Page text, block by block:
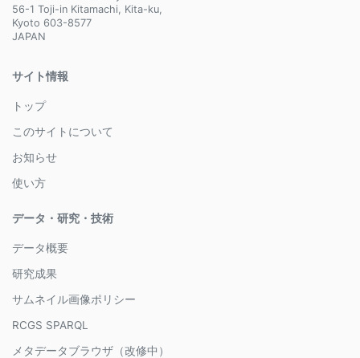
56-1 Toji-in Kitamachi, Kita-ku,
Kyoto 603-8577
JAPAN
サイト情報
トップ
このサイトについて
お知らせ
使い方
データ・研究・技術
データ概要
研究成果
サムネイル画像ポリシー
RCGS SPARQL
メタデータブラウザ（改修中）